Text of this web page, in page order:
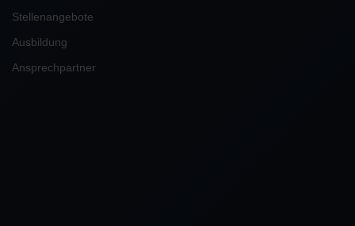
Stellenangebote
Ausbildung
Ansprechpartner